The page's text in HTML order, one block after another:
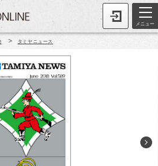
メニュー
> タミヤニュース